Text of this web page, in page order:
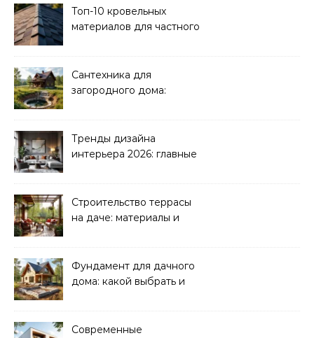
Топ-10 кровельных
материалов для частного
Сантехника для
загородного дома:
Тренды дизайна
интерьера 2026: главные
Строительство террасы
на даче: материалы и
Фундамент для дачного
дома: какой выбрать и
Современные